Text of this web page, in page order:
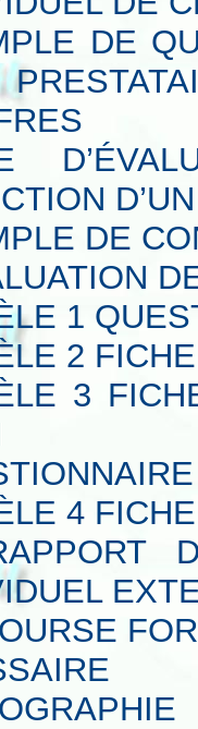
DE
DE
1
2
3
4